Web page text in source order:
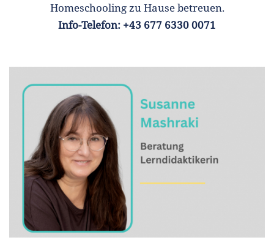
Homeschooling zu Hause betreuen.
Info-Telefon: +43 677 6330 0071